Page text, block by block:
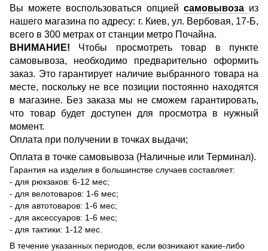
Вы можете воспользоваться опцией самовывоза из
нашего магазина по адресу: г. Киев, ул. Вербовая, 17-Б,
всего в 300 метрах от станции метро Почайна.
ВНИМАНИЕ! Чтобы просмотреть товар в пункте
самовывоза, необходимо предварительно оформить
заказ. Это гарантирует наличие выбранного товара на
месте, поскольку не все позиции постоянно находятся
в магазине. Без заказа мы не сможем гарантировать,
что товар будет доступен для просмотра в нужный
момент.
Оплата при получении в точках выдачи;
Оплата в точке самовывоза (Наличные или Терминал).
Гарантия на изделия в большинстве случаев составляет:
- для рюкзаков: 6-12 мес;
- для велотоваров: 1-6 мес;
- для автотоваров: 1-6 мес;
- для аксессуаров: 1-6 мес;
- для тактики: 1-12 мес.
В течение указанных периодов, если возникают какие-либо